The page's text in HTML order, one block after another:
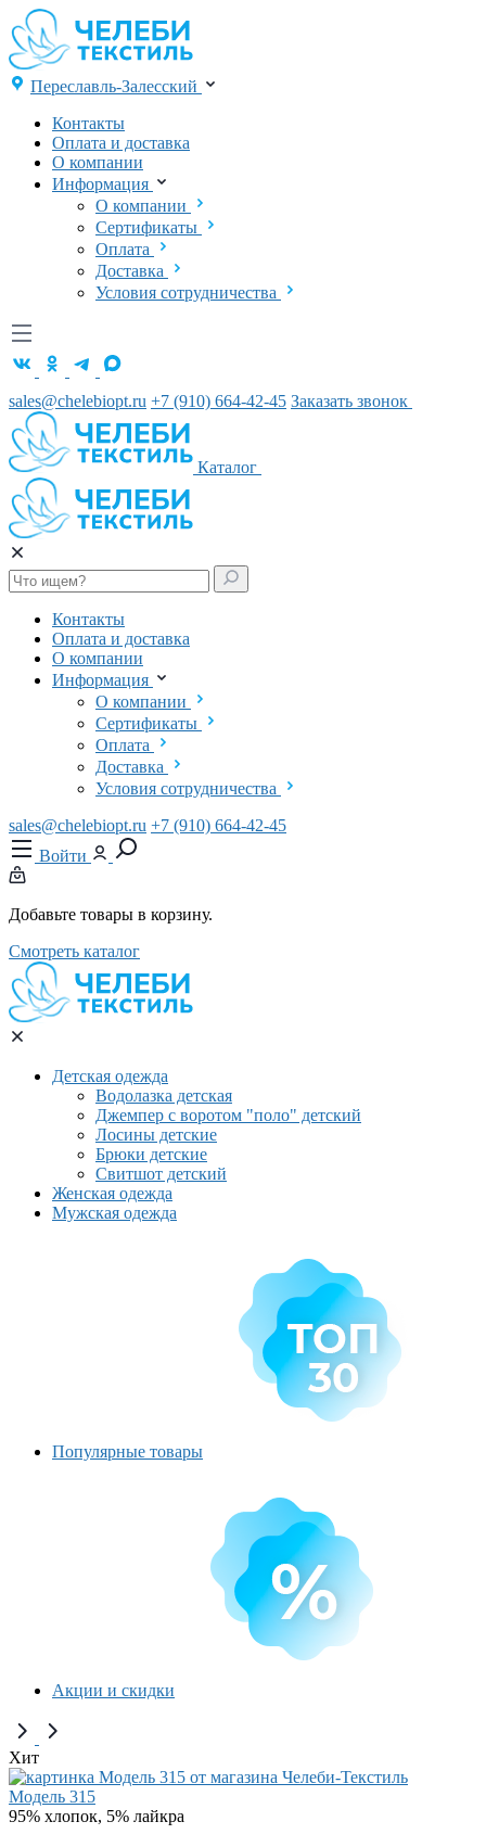
Переславль-Залесский
Контакты
Оплата и доставка
О компании
Информация
О компании
Сертификаты
Оплата
Доставка
Условия сотрудничества
sales@chelebiopt.ru +7 (910) 664-42-45 Заказать звонок
Каталог
Контакты
Оплата и доставка
О компании
Информация
О компании
Сертификаты
Оплата
Доставка
Условия сотрудничества
sales@chelebiopt.ru +7 (910) 664-42-45
Войти
Добавьте товары в корзину.
Смотреть каталог
Детская одежда
Водолазка детская
Джемпер с воротом "поло" детский
Лосины детские
Брюки детские
Свитшот детский
Женская одежда
Мужская одежда
Популярные товары
Акции и скидки
Хит
Модель 315
95% хлопок, 5% лайкра